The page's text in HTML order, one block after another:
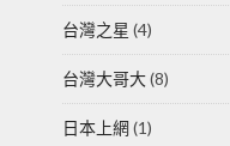
台灣之星 (4)
台灣大哥大(8)
日本上網(1)